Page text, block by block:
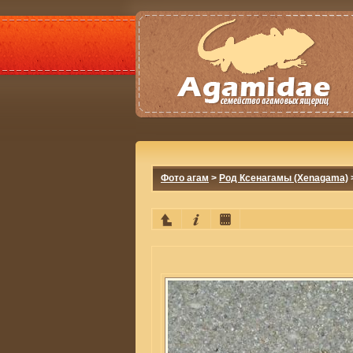
Фото агам > Род Ксенагамы (Xenagama)